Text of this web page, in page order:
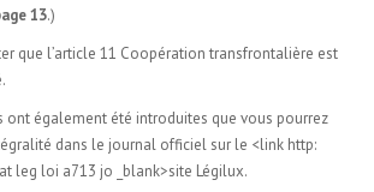
13.)
que l’article 11 Coopération transfrontalière est
ont également été introduites que vous pourrez
dans le journal officiel sur le <link http:
leg loi a713 jo _blank>site Légilux.